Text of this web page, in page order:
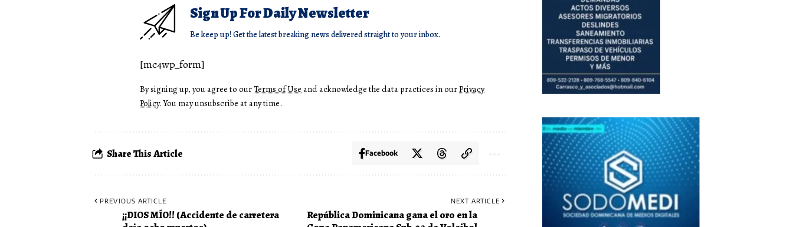
Sign Up For Daily Newsletter
Be keep up! Get the latest breaking news delivered straight to your inbox.
[mc4wp_form]
By signing up, you agree to ourTerms of Useand acknowledge the data practices in ourPrivacy
Policy. You may unsubscribe at any time.
Share This Article Facebook
PREVIOUS ARTICLE
¡¡DIOS MÍO!! (Accidente de carretera
NEXT ARTICLE
República Dominicana gana el oro en la